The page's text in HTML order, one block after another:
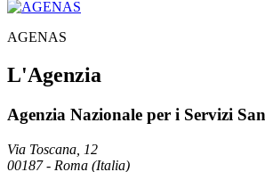
AGENAS
L'Agenzia
Agenzia Nazionale per i Servizi
Via Toscana, 12
00187- Roma (Italia)